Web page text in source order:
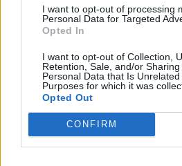
I want to opt-out of processing
Personal Data for Targeted
Opted In
I want to opt-out of Collection,
Retention, Sale, and/or
Personal Data that Is
Purposes for which it was
Opted Out
CONFIRM
Kötéslisták: BÉT elmúlt 2
kötéslistái
Előfizetés
MÁR ELŐFIZETŐNK VAGY?